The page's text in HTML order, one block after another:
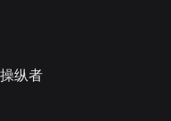
操纵者